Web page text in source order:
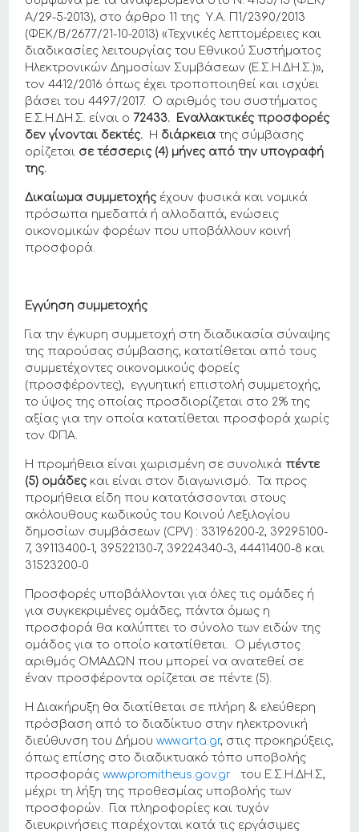
Α/29-5-2013), στο άρθρο 11 της Υ.Α. Π1/2390/2013
(ΦΕΚ/Β/2677/21-10-2013) «Τεχνικές λεπτομέρειες και
διαδικασίες λειτουργίας του Εθνικού Συστήματος
Ηλεκτρονικών Δημοσίων Συμβάσεων (Ε.Σ.Η.ΔΗ.Σ.)»,
τον 4412/2016 όπως έχει τροποποιηθεί και ισχύει
βάσει του 4497/2017. Ο αριθμός του συστήματος
Ε.Σ.Η.ΔΗ.Σ. είναι ο 72433. Εναλλακτικές προσφορές
δεν γίνονται δεκτές. Η διάρκεια της σύμβασης
ορίζεται σε τέσσερις (4) μήνες από την υπογραφή
της.
Δικαίωμα συμμετοχήςέχουν φυσικά και νομικά
πρόσωπα ημεδαπά ή αλλοδαπά, ενώσεις
οικονομικών φορέων που υποβάλλουν κοινή
προσφορά.
Εγγύηση συμμετοχής
Για την έγκυρη συμμετοχή στη διαδικασία σύναψης
της παρούσας σύμβασης, κατατίθεται από τους
συμμετέχοντες οικονομικούς φορείς
(προσφέροντες), εγγυητική επιστολή συμμετοχής,
το ύψος της οποίας προσδιορίζεται στο 2% της
αξίας για την οποία κατατίθεται προσφορά χωρίς
τον ΦΠΑ.
Η προμήθεια είναι χωρισμένη σε συνολικά πέντε
(5) ομάδεςκαι είναι στον διαγωνισμό. Τα προς
προμήθεια είδη που κατατάσσονται στους
ακόλουθους κωδικούς του Κοινού Λεξιλογίου
δημοσίων συμβάσεων (CPV) : 33196200-2, 39295100-
7, 39113400-1, 39522130-7, 39224340-3, 44411400-8 και
31523200-0
Προσφορές υποβάλλονται για όλες τις ομάδες ή
για συγκεκριμένες ομάδες, πάντα όμως η
προσφορά θα καλύπτει το σύνολο των ειδών της
ομάδος για το οποίο κατατίθεται. Ο μέγιστος
αριθμός ΟΜΑΔΩΝ που μπορεί να ανατεθεί σε
έναν προσφέροντα ορίζεται σε πέντε (5).
Η Διακήρυξη θα διατίθεται σε πλήρη & ελεύθερη
πρόσβαση από το διαδίκτυο στην ηλεκτρονική
διεύθυνση του Δήμουwww.arta.gr, στις προκηρύξεις,
όπως επίσης στο διαδικτυακό τόπο υποβολής
προσφοράςwww.promitheus.gov.gr του Ε.Σ.Η.ΔΗ.Σ,
μέχρι τη λήξη της προθεσμίας υποβολής των
προσφορών. Για πληροφορίες και τυχόν
διευκρινήσεις παρέχονται κατά τις εργάσιμες